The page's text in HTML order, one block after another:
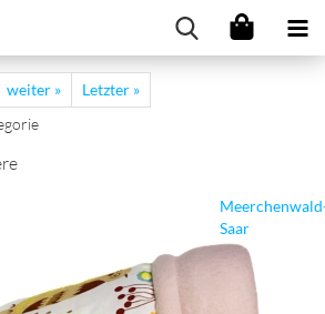
weiter »
Letzter »
Saar